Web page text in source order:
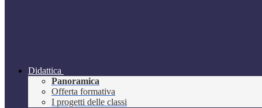
Didattica
Panoramica
Offerta formativa
I progetti delle classi